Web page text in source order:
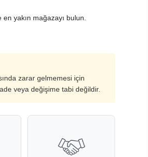
yakın mağazayı bulun.
zarar gelmemesi için
veya değişime tabi değildir.